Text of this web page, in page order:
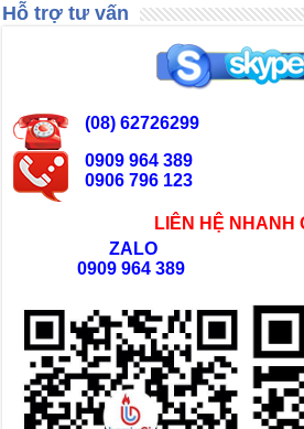
Hỗ trợ tư vấn
(08) 62726299
0909 964 389
0906 796 123
LIÊN HỆ NHANH
ZALO
0909 964 389